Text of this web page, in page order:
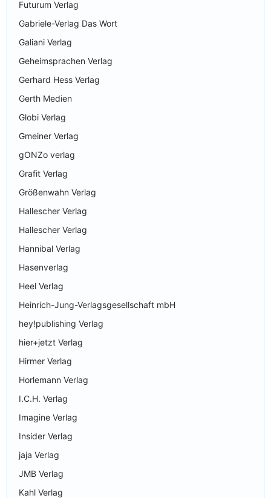
Futurum Verlag
Gabriele-Verlag Das Wort
Galiani Verlag
Geheimsprachen Verlag
Gerhard Hess Verlag
Gerth Medien
Globi Verlag
Gmeiner Verlag
gONZo verlag
Grafit Verlag
Größenwahn Verlag
Hallescher Verlag
Hallescher Verlag
Hannibal Verlag
Hasenverlag
Heel Verlag
Heinrich-Jung-Verlagsgesellschaft mbH
hey!publishing Verlag
hier+jetzt Verlag
Hirmer Verlag
Horlemann Verlag
I.C.H. Verlag
Imagine Verlag
Insider Verlag
jaja Verlag
JMB Verlag
Kahl Verlag